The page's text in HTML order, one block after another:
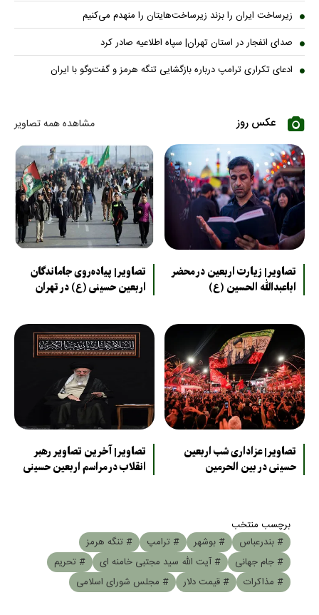
زیرساخت ایران را بزند زیرساخت‌هایتان را منهدم می‌کنیم
صدای انفجار در استان تهران| سپاه اطلاعیه صادر کرد
ادعای تکراری ترامپ درباره بازگشایی تنگه هرمز و گفت‌وگو با ایران
عکس روز مشاهده همه تصاویر
تصاویر| زیارت اربعین در محضر
اباعبدالله الحسین (ع)
تصاویر| پیاده‌روی جاماندگان
اربعین حسینی (ع) در تهران
تصاویر| عزاداری شب اربعین
حسینی در بین الحرمین
تصاویر| آخرین تصاویر رهبر
انقلاب در مراسم اربعین حسینی
برچسب منتخب
# بندرعباس
# بوشهر # ترامپ
# تنگه هرمز
# جام جهانی
# آیت الله سید مجتبی خامنه ای
# تحریم
# مذاکرات
# قیمت دلار # مجلس شورای اسلامی